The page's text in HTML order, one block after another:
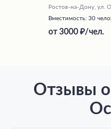
Ростов-на-Дону, ул.
Вместимость: 30
от 3000 /чел.
Отзывы